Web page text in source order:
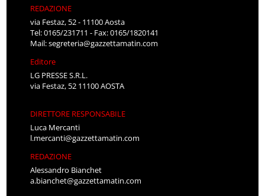
REDAZIONE
via Festaz, 52 - 11100 Aosta
Tel: 0165/231711 - Fax: 0165/1820141
Mail:segreteria@gazzettamatin.com
Editore
LG PRESSE S.R.L.
via Festaz, 52 11100 AOSTA
DIRETTORE RESPONSABILE
Luca Mercanti
l.mercanti@gazzettamatin.com
REDAZIONE
Alessandro Bianchet
a.bianchet@gazzettamatin.com